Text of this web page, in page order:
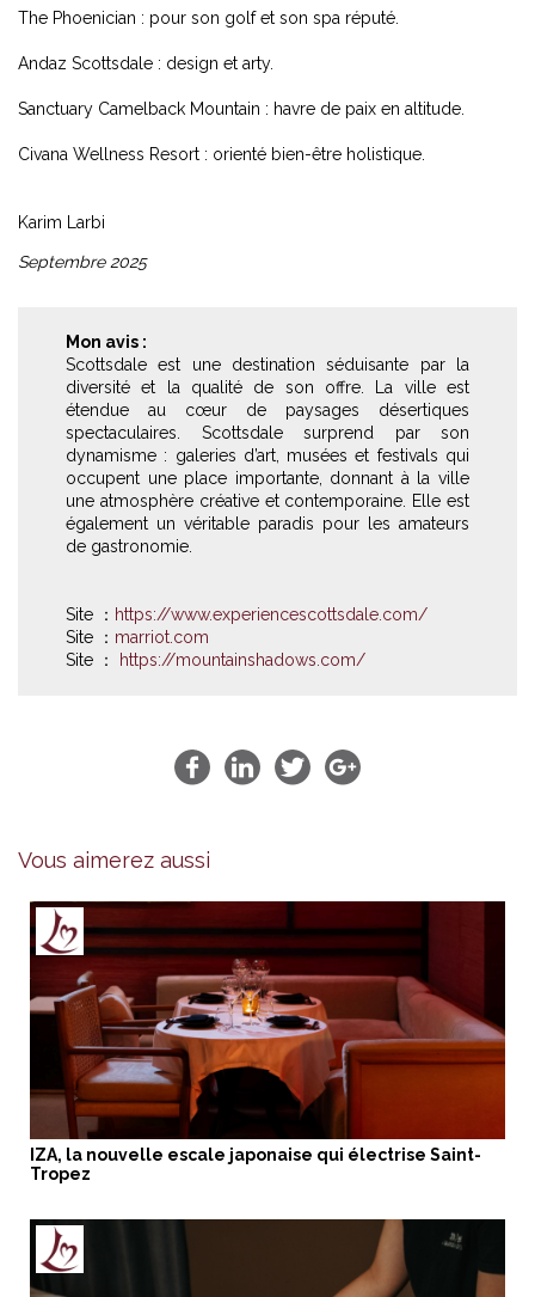
The Phoenician : pour son golf et son spa réputé.
Andaz Scottsdale : design et arty.
Sanctuary Camelback Mountain : havre de paix en altitude.
Civana Wellness Resort : orienté bien-être holistique.
Karim Larbi
Septembre 2025
Mon avis :
Scottsdale est une destination séduisante par la
diversité et la qualité de son offre. La ville est
étendue au cœur de paysages désertiques
spectaculaires. Scottsdale surprend par son
dynamisme : galeries d’art, musées et festivals qui
occupent une place importante, donnant à la ville
une atmosphère créative et contemporaine. Elle est
également un véritable paradis pour les amateurs
de gastronomie.
Site ： https://www.experiencescottsdale.com/
Site ： marriot.com
Site ：
https://mountainshadows.com/
Vous aimerez aussi
IZA, la nouvelle escale japonaise qui électrise Saint-
Tropez